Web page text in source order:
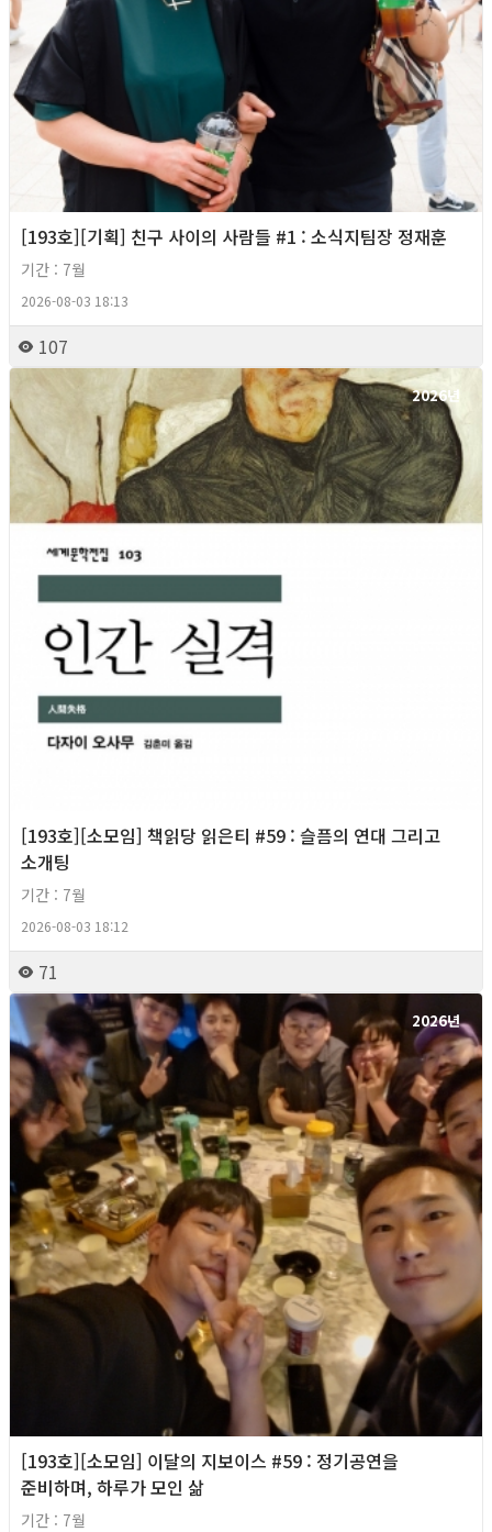
[193호][기획] 친구 사이의 사람들 #1 : 소식지팀장 정재훈
기간 : 7월
2026-08-03 18:13
107
2026년
[193호][소모임] 책읽당 읽은티 #59 : 슬픔의 연대 그리고
소개팅
기간 : 7월
2026-08-03 18:12
71
2026년
[193호][소모임] 이달의 지보이스 #59 : 정기공연을
준비하며, 하루가 모인 삶
기간 : 7월